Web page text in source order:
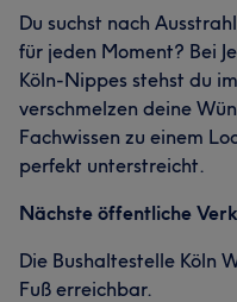
Sympathisch 16
Talentiert 8
Du suchst nach
für jeden Moment? Bei
Köln-Nippes stehst du
verschmelzen deine
Fachwissen zu einem
perfekt unterstreicht.
Nächste öffentliche
Die Bushaltestelle Köln
Fuß erreichbar.